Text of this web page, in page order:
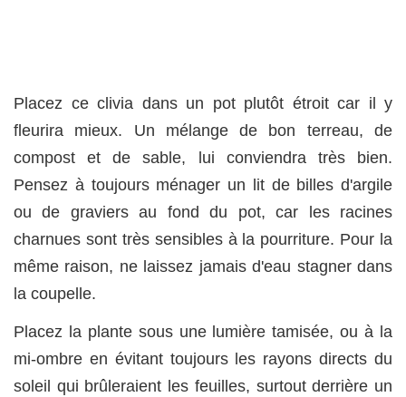
Placez ce clivia dans un pot plutôt étroit car il y
fleurira mieux. Un mélange de bon terreau, de
compost et de sable, lui conviendra très bien.
Pensez à toujours ménager un lit de billes d'argile
ou de graviers au fond du pot, car les racines
charnues sont très sensibles à la pourriture. Pour la
même raison, ne laissez jamais d'eau stagner dans
la coupelle.
Placez la plante sous une lumière tamisée, ou à la
mi-ombre en évitant toujours les rayons directs du
soleil qui brûleraient les feuilles, surtout derrière un